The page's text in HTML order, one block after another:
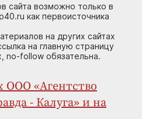
сайта возможно только в
как первоисточника
на других сайтах
на главную страницу
no-follow обязательна.
ООО «Агентство
- Калуга» и на